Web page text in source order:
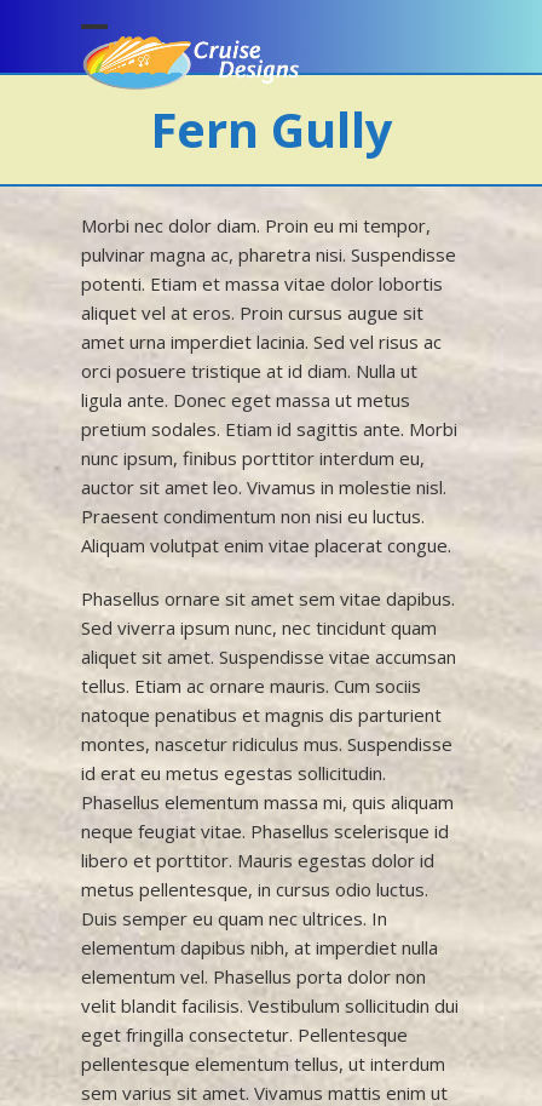
content
Open
mobile
Close
mobileFern Gully
Morbi nec dolor diam. Proin eu mi tempor,
pulvinar magna ac, pharetra nisi. Suspendisse
potenti. Etiam et massa vitae dolor lobortis
aliquet vel at eros. Proin cursus augue sit
amet urna imperdiet lacinia. Sed vel risus ac
orci posuere tristique at id diam. Nulla ut
ligula ante. Donec eget massa ut metus
pretium sodales. Etiam id sagittis ante. Morbi
nunc ipsum, finibus porttitor interdum eu,
auctor sit amet leo. Vivamus in molestie nisl.
Praesent condimentum non nisi eu luctus.
Aliquam volutpat enim vitae placerat congue.
Phasellus ornare sit amet sem vitae dapibus.
Sed viverra ipsum nunc, nec tincidunt quam
aliquet sit amet. Suspendisse vitae accumsan
tellus. Etiam ac ornare mauris. Cum sociis
natoque penatibus et magnis dis parturient
montes, nascetur ridiculus mus. Suspendisse
id erat eu metus egestas sollicitudin.
Phasellus elementum massa mi, quis aliquam
neque feugiat vitae. Phasellus scelerisque id
libero et porttitor. Mauris egestas dolor id
metus pellentesque, in cursus odio luctus.
Duis semper eu quam nec ultrices. In
elementum dapibus nibh, at imperdiet nulla
elementum vel. Phasellus porta dolor non
velit blandit facilisis. Vestibulum sollicitudin dui
eget fringilla consectetur. Pellentesque
pellentesque elementum tellus, ut interdum
sem varius sit amet. Vivamus mattis enim ut